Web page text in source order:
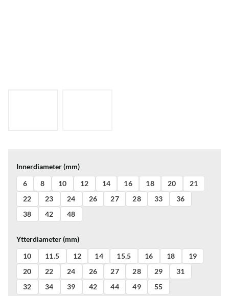
Innerdiameter (mm)
6
8 10 12 14 16 18 20
21
22
23 24 26 27 28 33
36
38
42 48
Ytterdiameter (mm)
10
11.5 12 14 15.5 16 18
19
20
22 24 26 27 28 29
31
32
34 39 42 44 49 55